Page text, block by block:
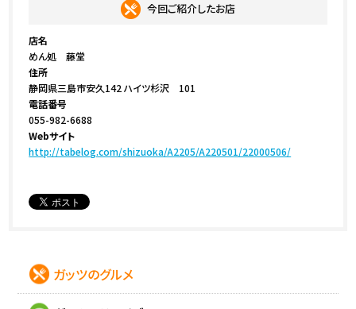
今回ご紹介したお店
店名
めん処 藤堂
住所
静岡県三島市安久142 ハイツ杉沢 101
電話番号
055-982-6688
Webサイト
http://tabelog.com/shizuoka/A2205/A220501/22000506/
ガッツのグルメ